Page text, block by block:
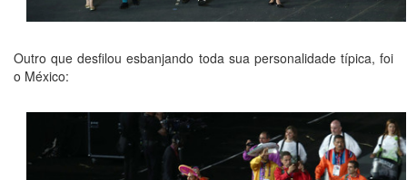
Outro que desfilou esbanjando toda sua personalidade típica, foi
o México: